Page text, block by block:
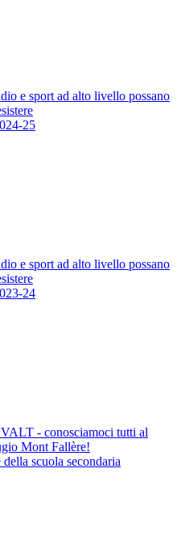
e sport ad alto livello possano
25
e sport ad alto livello possano
24
- conosciamoci tutti al
Mont Fallère!
scuola secondaria